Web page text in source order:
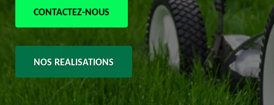
CONTACTEZ-NOUS
NOS REALISATIONS